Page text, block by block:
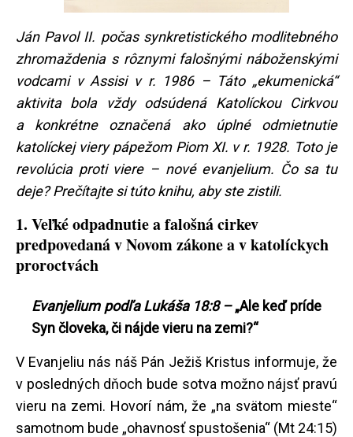
Ján Pavol II. počas synkretistického modlitebného
zhromaždenia s rôznymi falošnými náboženskými
vodcami v Assisi v r. 1986 – Táto „ekumenická“
aktivita bola vždy odsúdená Katolíckou Cirkvou
a konkrétne označená ako úplné odmietnutie
katolíckej viery pápežom Piom XI. v r. 1928. Toto je
revolúcia proti viere – nové evanjelium. Čo sa tu
deje? Prečítajte si túto knihu, aby ste zistili.
1. Veľké odpadnutie a falošná cirkev
predpovedaná v Novom zákone a v katolíckych
proroctvách
Evanjelium podľa Lukáša 18:8 –„Ale keď príde
Syn človeka, či nájde vieru na zemi?“
V Evanjeliu nás náš Pán Ježiš Kristus informuje, že
v posledných dňoch bude sotva možno nájsť pravú
vieru na zemi. Hovorí nám, že „na svätom mieste“
samotnom bude „ohavnosť spustošenia“ (Mt 24:15)